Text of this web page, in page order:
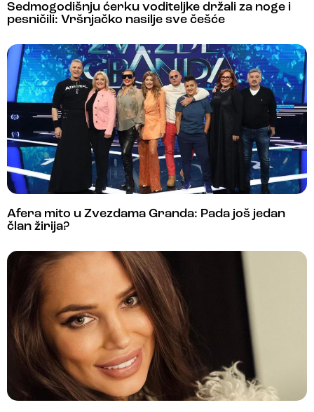
Sedmogodišnju ćerku voditeljke držali za noge i
pesničili: Vršnjačko nasilje sve češće
Afera mito u Zvezdama Granda: Pada još jedan
član žirija?